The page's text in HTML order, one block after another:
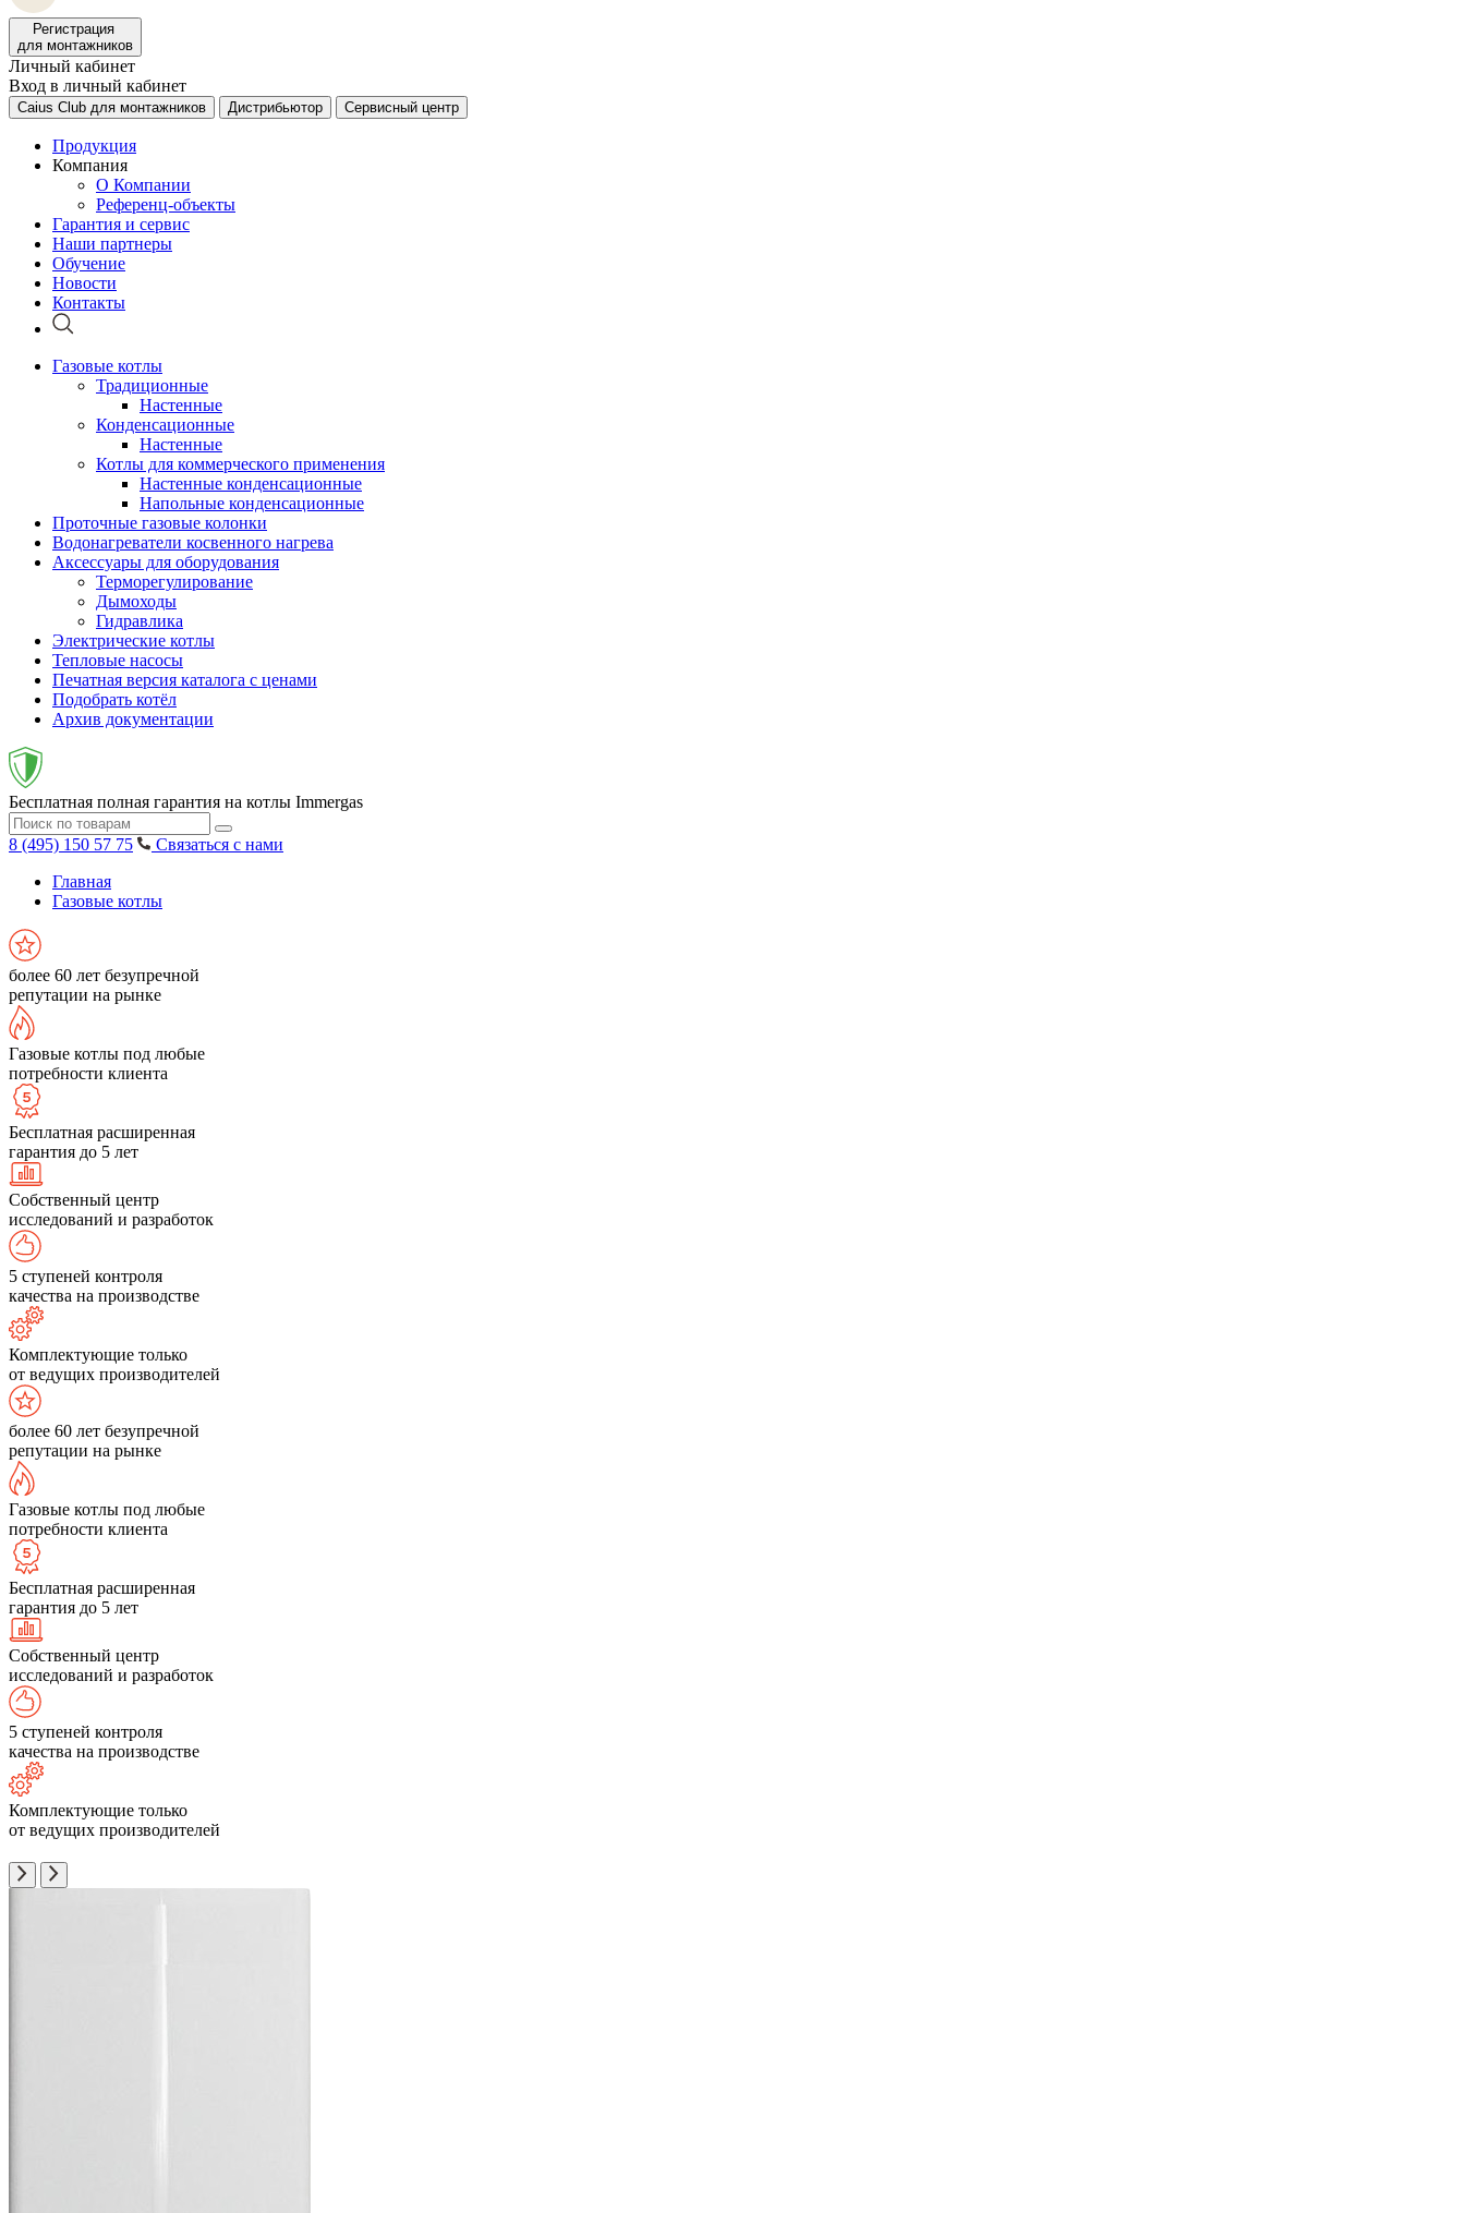
Регистрация
для монтажников
Личный кабинет
Вход в личный кабинет
Caius Club для монтажников Дистрибьютор Сервисный центр
Продукция
Компания
О Компании
Референц-объекты
Гарантия и сервис
Наши партнеры
Обучение
Новости
Контакты
Газовые котлы
Традиционные
Настенные
Конденсационные
Настенные
Котлы для коммерческого применения
Настенные конденсационные
Напольные конденсационные
Проточные газовые колонки
Водонагреватели косвенного нагрева
Аксессуары для оборудования
Терморегулирование
Дымоходы
Гидравлика
Электрические котлы
Тепловые насосы
Печатная версия каталога с ценами
Подобрать котёл
Архив документации
Бесплатная полная гарантия на котлы Immergas
8 (495) 150 57 75
Связаться с нами
Главная
Газовые котлы
более 60 лет безупречной
репутации на рынке
Газовые котлы под любые
потребности клиента
Бесплатная расширенная
гарантия до 5 лет
Собственный центр
исследований и разработок
5 ступеней контроля
качества на производстве
Комплектующие только
от ведущих производителей
более 60 лет безупречной
репутации на рынке
Газовые котлы под любые
потребности клиента
Бесплатная расширенная
гарантия до 5 лет
Собственный центр
исследований и разработок
5 ступеней контроля
качества на производстве
Комплектующие только
от ведущих производителей